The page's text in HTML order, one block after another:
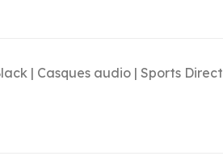
| Casques audio | Sports Direct